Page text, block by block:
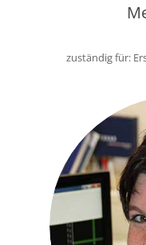
zuständig für: